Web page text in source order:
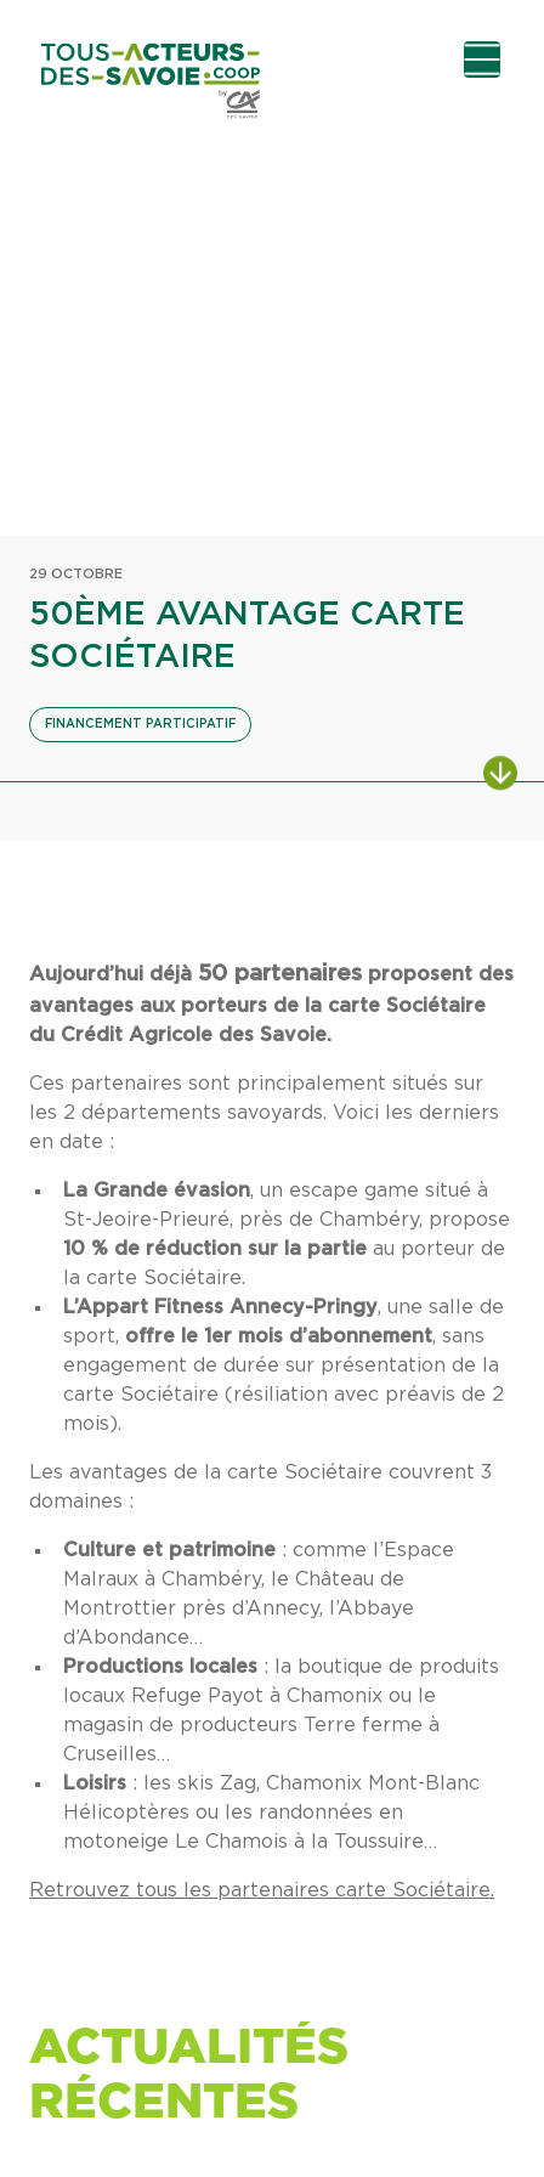
contenu
principal
29 OCTOBRE
50ÈME AVANTAGE CARTE
SOCIÉTAIRE
FINANCEMENT PARTICIPATIF
Aujourd’hui déjà 50 partenaires proposent des
avantages aux porteurs de la carte Sociétaire
du Crédit Agricole des Savoie.
Ces partenaires sont principalement situés sur
les 2 départements savoyards. Voici les derniers
en date :
La Grande évasion, un escape game situé à
St-Jeoire-Prieuré, près de Chambéry, propose
10 % de réduction sur la partie au porteur de
la carte Sociétaire.
L’Appart Fitness Annecy-Pringy, une salle de
sport, offre le 1er mois d’abonnement, sans
engagement de durée sur présentation de la
carte Sociétaire (résiliation avec préavis de 2
mois).
Les avantages de la carte Sociétaire couvrent 3
domaines :
Culture et patrimoine : comme l’Espace
Malraux à Chambéry, le Château de
Montrottier près d’Annecy, l’Abbaye
d’Abondance…
Productions locales : la boutique de produits
locaux Refuge Payot à Chamonix ou le
magasin de producteurs Terre ferme à
Cruseilles…
Loisirs : les skis Zag, Chamonix Mont-Blanc
Hélicoptères ou les randonnées en
motoneige Le Chamois à la Toussuire…
Retrouvez tous les partenaires carte Sociétaire.
ACTUALITÉS
RÉCENTES